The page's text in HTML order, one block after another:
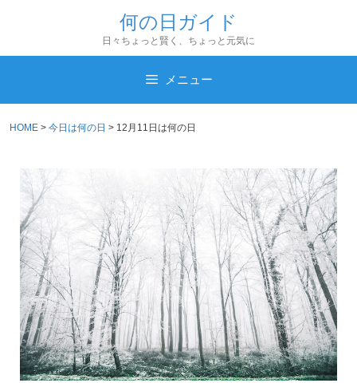
テ
何の日ガイド
日々ちょっと賢く、ちょっと元気に
メニュー
HOME > 今日は何の日 > 12月11日は何の日